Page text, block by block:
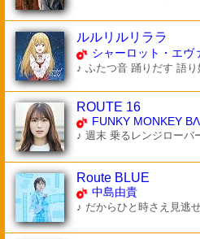
ルルリルリララ
シャーロット・エヴ
♪ ふたつ音 踊りだす 語
ROUTE 16
FUNKY MONKEY
♪ 週末 乗るレンジローバ
Route BLUE
中島由貴
♪ だからひと時さえ見逃